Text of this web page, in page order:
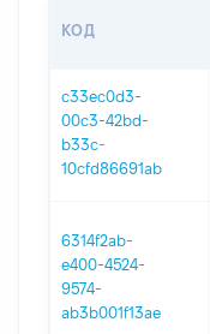
КОД
c33ec0d3-
00c3-42bd-
b33c-
10cfd86691ab
6314f2ab-
e400-4524-
9574-
ab3b001f13ae